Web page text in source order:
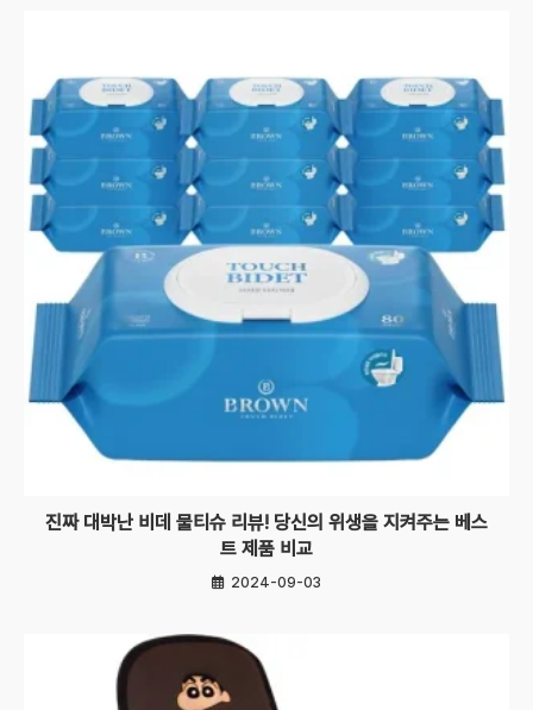
진짜 대박난 비데 물티슈 리뷰! 당신의 위생을 지켜주는 베스
트 제품 비교
2024-09-03